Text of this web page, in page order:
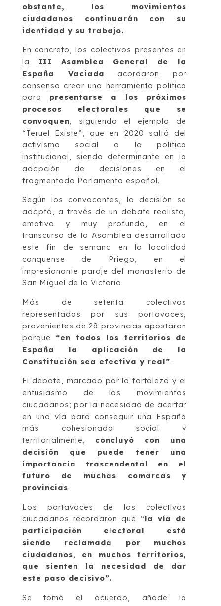
obstante, los movimientos
ciudadanos continuarán con su
identidad y su trabajo.
En concreto, los colectivos presentes en
la III Asamblea General de la
España Vaciada acordaron por
consenso crear una herramienta política
para presentarse a los próximos
procesos electorales que se
convoquen , siguiendo el ejemplo de
“Teruel Existe”, que en 2020 saltó del
activismo social a la política
institucional, siendo determinante en la
adopción de decisiones en el
fragmentado Parlamento español.
Según los convocantes, la decisión se
adoptó, a través de un debate realista,
emotivo y muy profundo, en el
transcurso de la Asamblea desarrollada
este fin de semana en la localidad
conquense de Priego, en el
impresionante paraje del monasterio de
San Miguel de la Victoria.
Más de setenta colectivos
representados por sus portavoces,
provenientes de 28 provincias apostaron
porque “en todos los territorios de
España la aplicación de la
Constitución sea efectiva y real”.
El debate, marcado por la fortaleza y el
entusiasmo de los movimientos
ciudadanos; por la necesidad de acertar
en una vía para conseguir una España
más cohesionada social y
territorialmente, concluyó con una
decisión que puede tener una
importancia trascendental en el
futuro de muchas comarcas y
provincias.
Los portavoces de los colectivos
ciudadanos recordaron que “la vía de
participación electoral está
siendo reclamada por muchos
ciudadanos, en muchos territorios,
que sienten la necesidad de dar
este paso decisivo”.
Se tomó el acuerdo, añade la